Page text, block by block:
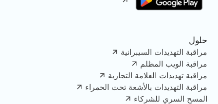
حلول
مراقبة التهديدات السيبرانية
مراقبة الويب المظلم
مراقبة تهديدات العلامة التجارية
مراقبة التهديدات بالأشعة تحت الحمراء
المسح السري للشركاء